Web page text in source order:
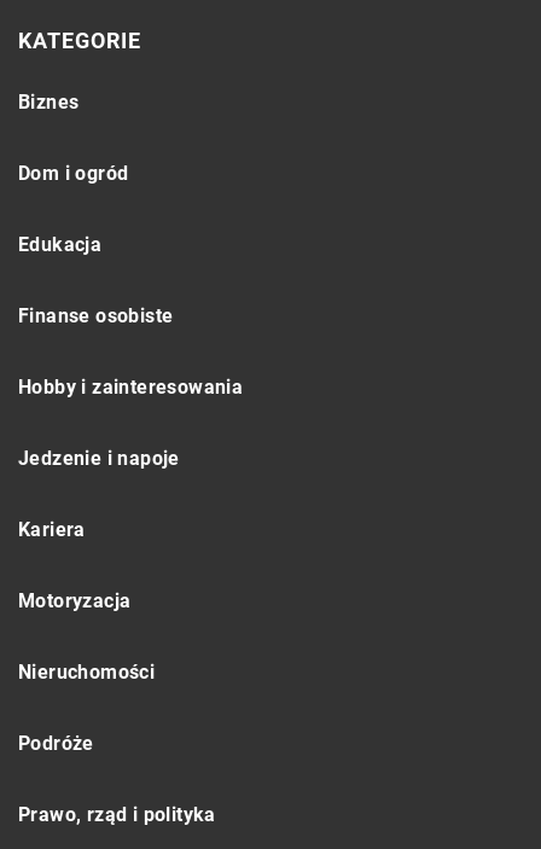
KATEGORIE
Biznes
Dom i ogród
Edukacja
Finanse osobiste
Hobby i zainteresowania
Jedzenie i napoje
Kariera
Motoryzacja
Nieruchomości
Podróże
Prawo, rząd i polityka